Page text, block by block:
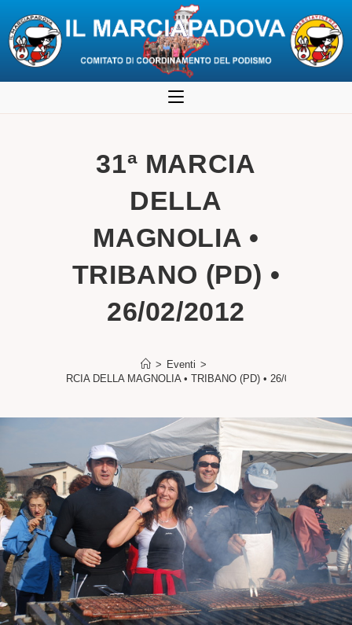
al
31ª MARCIA
DELLA
MAGNOLIA •
TRIBANO (PD) •
26/02/2012
> Eventi >
31ª MARCIA DELLA MAGNOLIA • TRIBANO (PD) • 26/02/2012